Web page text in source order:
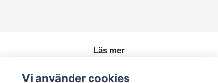
Läs mer
Vi använder cookies